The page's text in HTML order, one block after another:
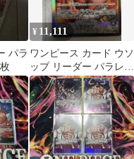
パラ
¥ 11,111
ワンピース カード ウソ
ップ リーダー パラレル
OP10-042 ワンピースベ